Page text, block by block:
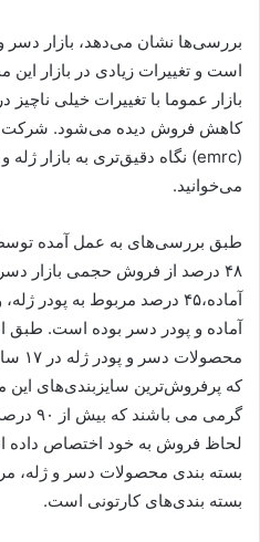
بررسی‌ها نشان می‌دهد، بازار دسر و
است و تغییرات زیادی در بازار
بازار عموما با تغییرات خیلی
کاهش فروش دیده می‌شود. شرکت
(
emrc) نگاه دقیق‌تری به بازار ژله
می‌خوانید.
طبق بررسی‌های به عمل آمده
۴۸ درصد از فروش حجمی بازار
آماده،۴۵ درصد مربوط به
آماده و پودر دسر بوده ‌است.
گرمی
لحاظ فروش به خود اختصاص داده
بسته بندی محصولات دسر و ژله،
بسته بندی‌های کارتونی است.